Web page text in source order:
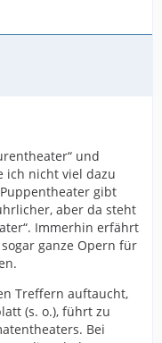
und
ich nicht viel dazu
gibt
aber da steht
Immerhin erfährt
ganze Opern für
Treffern auftaucht,
(s. o.), führt zu
Bei